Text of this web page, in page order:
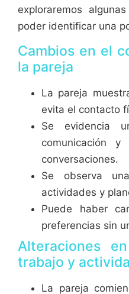
exploraremos
poder identificar una
Cambios en el
la pareja
La pareja
evita el contacto
Se evidencia
comunicación
conversaciones.
Se observa
actividades y
Puede haber
preferencias sin
Alteraciones
trabajo y
La pareja